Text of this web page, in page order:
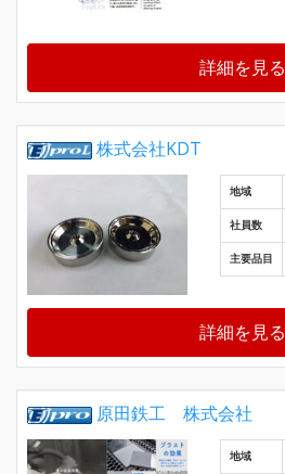
詳細を見る
株式会社KDT
地域
社員数
主要品目
詳細を見る
原田鉄工 株式会社
地域